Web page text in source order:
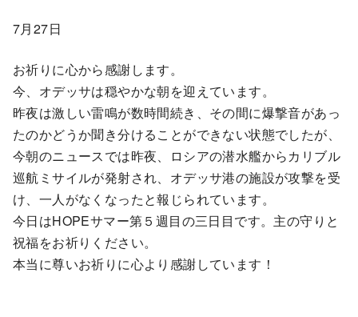
7月27日
お祈りに心から感謝します。
今、オデッサは穏やかな朝を迎えています。
昨夜は激しい雷鳴が数時間続き、その間に爆撃音があっ
たのかどうか聞き分けることができない状態でしたが、
今朝のニュースでは昨夜、ロシアの潜水艦からカリブル
巡航ミサイルが発射され、オデッサ港の施設が攻撃を受
け、一人がなくなったと報じられています。
今日はHOPEサマー第５週目の三日目です。主の守りと
祝福をお祈りください。
本当に尊いお祈りに心より感謝しています！